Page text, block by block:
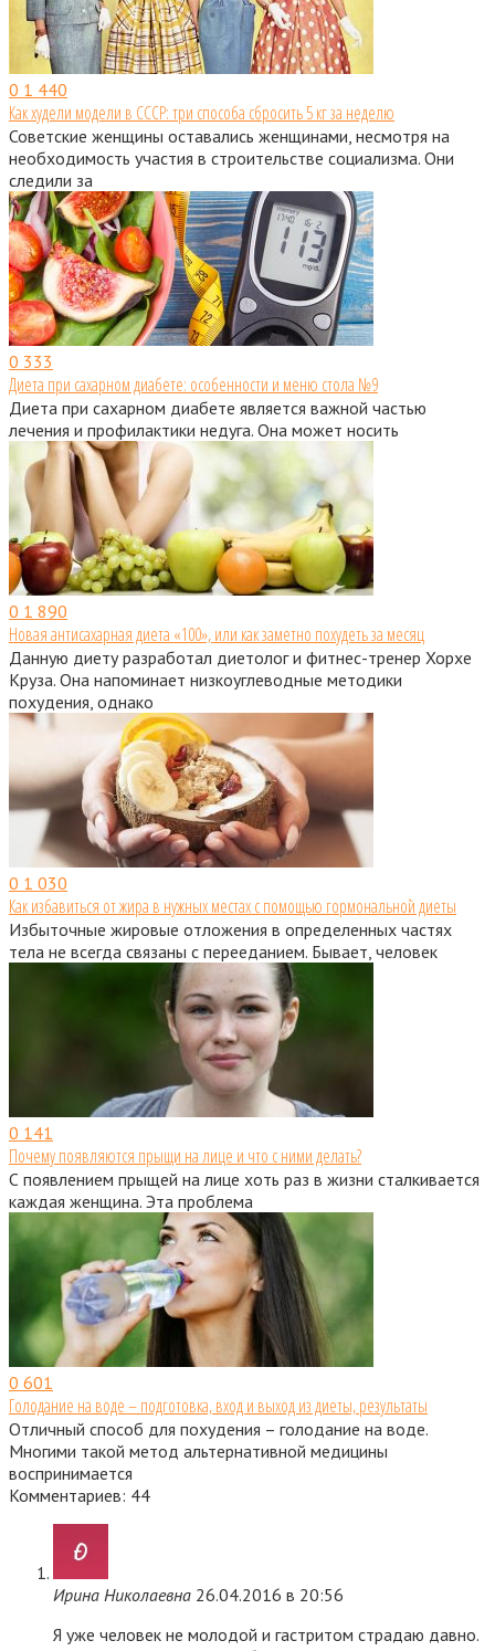
0 1 440
Как худели модели в СССР: три способа сбросить 5 кг за неделю
Советские женщины оставались женщинами, несмотря на
необходимость участия в строительстве социализма. Они
следили за
0 333
Диета при сахарном диабете: особенности и меню стола №9
Диета при сахарном диабете является важной частью
лечения и профилактики недуга. Она может носить
0 1 890
Новая антисахарная диета «100», или как заметно похудеть за месяц
Данную диету разработал диетолог и фитнес-тренер Хорхе
Круза. Она напоминает низкоуглеводные методики
похудения, однако
0 1 030
Как избавиться от жира в нужных местах с помощью гормональной диеты
Избыточные жировые отложения в определенных частях
тела не всегда связаны с перееданием. Бывает, человек
0 141
Почему появляются прыщи на лице и что с ними делать?
С появлением прыщей на лице хоть раз в жизни сталкивается
каждая женщина. Эта проблема
0 601
Голодание на воде – подготовка, вход и выход из диеты, результаты
Отличный способ для похудения – голодание на воде.
Многими такой метод альтернативной медицины
воспринимается
Комментариев: 44
Ирина Николаевна 26.04.2016 в 20:56
Я уже человек не молодой и гастритом страдаю давно.